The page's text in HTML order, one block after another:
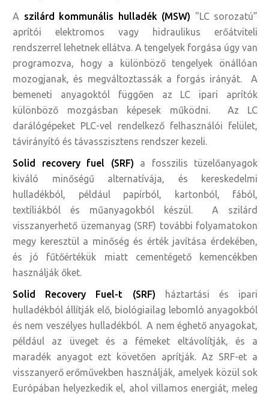
A szilárd kommunális hulladék (MSW) "LC sorozatú”
aprítói elektromos vagy hidraulikus erőátviteli
rendszerrel lehetnek ellátva. A tengelyek forgása úgy van
programozva, hogy a különböző tengelyek önállóan
mozogjanak, és megváltoztassák a forgás irányát. A
bemeneti anyagoktól függően az LC ipari aprítók
különböző mozgásban képesek működni. Az LC
darálógépeket PLC-vel rendelkező felhasználói felület,
távirányító és távasszisztens rendszer kezeli.
Solid recovery fuel (SRF) a fosszilis tüzelőanyagok
kiváló minőségű alternatívája, és kereskedelmi
hulladékból, például papírból, kartonból, fából,
textíliákból és műanyagokból készül. A szilárd
visszanyerhető üzemanyag (SRF) további folyamatokon
megy keresztül a minőség és érték javítása érdekében,
és jó fűtőértékük miatt cementégető kemencékben
használják őket.
Solid Recovery Fuel-t (SRF)
háztartási és ipari
hulladékból állítják elő, biológiailag lebomló anyagokból
és nem veszélyes hulladékból. A nem éghető anyagokat,
például az üveget és a fémeket eltávolítják, és a
maradék anyagot ezt követően aprítják. Az SRF-et a
visszanyerő erőművekben használják, amelyek közül sok
Európában helyezkedik el, ahol villamos energiát, meleg